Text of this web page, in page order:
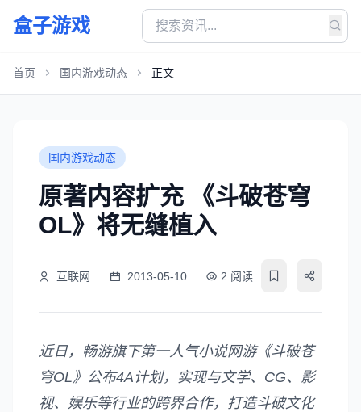
盒子游戏
首页 国内游戏动态 正文
国内游戏动态
原著内容扩充 《斗破苍穹
OL》将无缝植入
互联网 2013-05-10 2 阅读
近日，畅游旗下第一人气小说网游《斗破苍
穹OL》公布4A计划，实现与文学、CG、影
视、娱乐等行业的跨界合作，打造斗破文化